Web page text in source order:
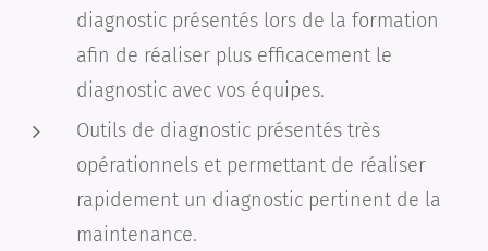
diagnostic présentés lors de la formation
afin de réaliser plus efficacement le
diagnostic avec vos équipes.
Outils de diagnostic présentés très
opérationnels et permettant de réaliser
rapidement un diagnostic pertinent de la
maintenance.